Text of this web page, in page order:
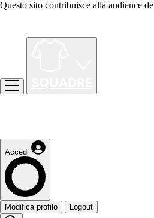
Questo sito contribuisce alla audience de
Accedi
Modifica profilo Logout